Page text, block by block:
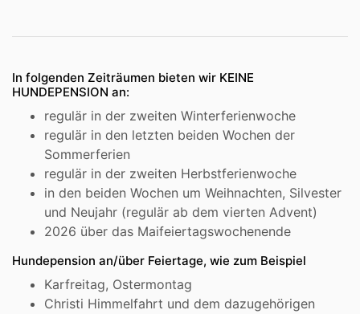
In folgenden Zeiträumen bieten wir KEINE
HUNDEPENSION an:
regulär in der zweiten Winterferienwoche
regulär in den letzten beiden Wochen der
Sommerferien
regulär in der zweiten Herbstferienwoche
in den beiden Wochen um Weihnachten, Silvester
und Neujahr (regulär ab dem vierten Advent)
2026 über das Maifeiertagswochenende
Hundepension an/über Feiertage, wie zum Beispiel
Karfreitag, Ostermontag
Christi Himmelfahrt und dem dazugehörigen